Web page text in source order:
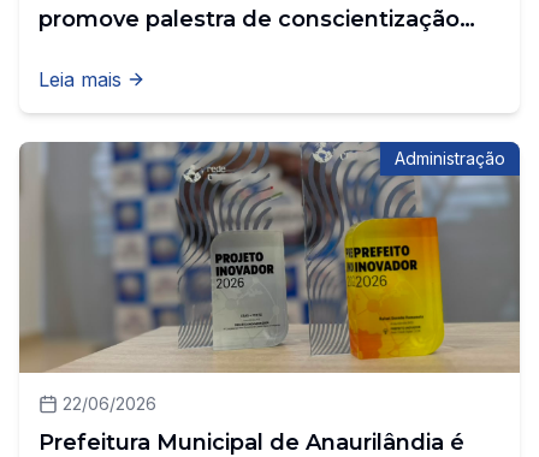
promove palestra de conscientização
Leia mais
Administração
22/06/2026
Prefeitura Municipal de Anaurilândia é